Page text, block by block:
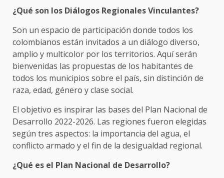
¿Qué son los Diálogos Regionales Vinculantes?
Son un espacio de participación donde todos los
colombianos están invitados a un diálogo diverso,
amplio y multicolor por los territorios. Aquí serán
bienvenidas las propuestas de los habitantes de
todos los municipios sobre el país, sin distinción de
raza, edad, género y clase social.
El objetivo es inspirar las bases del Plan Nacional de
Desarrollo 2022-2026. Las regiones fueron elegidas
según tres aspectos: la importancia del agua, el
conflicto armado y el fin de la desigualdad regional.
¿Qué es el Plan Nacional de Desarrollo?